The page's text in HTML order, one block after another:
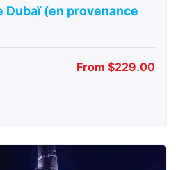
Dubaï (en provenance
From $229.00